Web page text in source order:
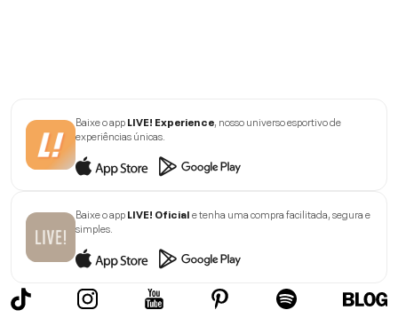
Baixe o appLIVE! Experience , nosso universo esportivo de
experiências únicas.
Baixe o appLIVE! Oficiale tenha uma compra facilitada, segura e
simples.